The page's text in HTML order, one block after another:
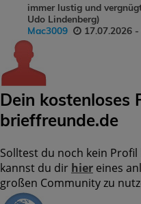
immer lustig und
Udo Lindenberg)
Mac3009
17.07.2026
Dein kostenloses
brieffreunde.de
Solltest du noch kein
kannst du dir hier eines
großen Community zu